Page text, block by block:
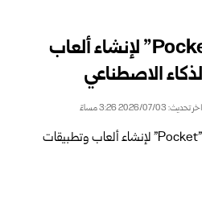
ميتا تطلق تطبيق “Pocket” لإنشاء ألعاب
الاصطناعي
اخر تحديث: 2026/07/03 3:26 مساءً